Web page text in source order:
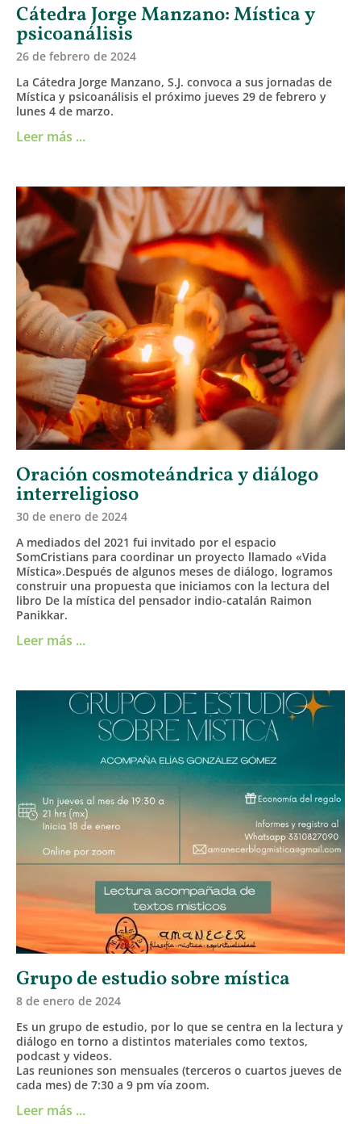
Cátedra Jorge Manzano: Mística y
psicoanálisis
26 de febrero de 2024
La Cátedra Jorge Manzano, S.J. convoca a sus jornadas de
Mística y psicoanálisis el próximo jueves 29 de febrero y
lunes 4 de marzo.
Leer más ...
Oración cosmoteándrica y diálogo
interreligioso
30 de enero de 2024
A mediados del 2021 fui invitado por el espacio
SomCristians para coordinar un proyecto llamado «Vida
Mística».Después de algunos meses de diálogo, logramos
construir una propuesta que iniciamos con la lectura del
libro De la mística del pensador indio-catalán Raimon
Panikkar.
Leer más ...
Grupo de estudio sobre mística
8 de enero de 2024
Es un grupo de estudio, por lo que se centra en la lectura y
diálogo en torno a distintos materiales como textos,
podcast y videos.
Las reuniones son mensuales (terceros o cuartos jueves de
cada mes) de 7:30 a 9 pm vía zoom.
Leer más ...